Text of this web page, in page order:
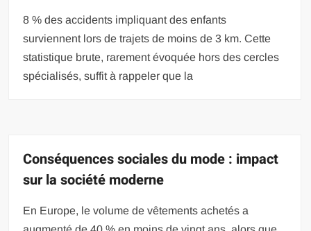
8 % des accidents impliquant des enfants
surviennent lors de trajets de moins de 3 km. Cette
statistique brute, rarement évoquée hors des cercles
spécialisés, suffit à rappeler que la
Conséquences sociales du mode : impact
sur la société moderne
En Europe, le volume de vêtements achetés a